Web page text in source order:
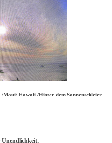
/Maui/ Hawaii /Hinter dem Sonnenschleier
Unendlichkeit,